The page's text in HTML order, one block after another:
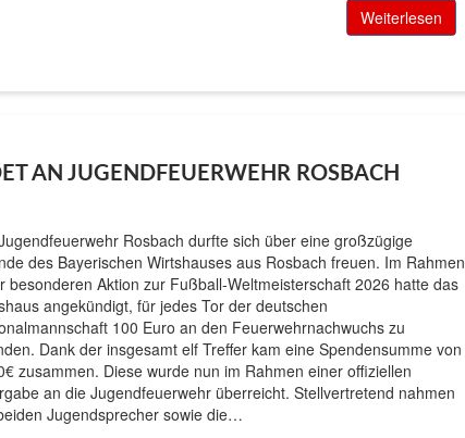
Weiterlesen
AN JUGENDFEUERWEHR ROSBACH
Rosbach durfte sich über eine großzügige
des Bayerischen Wirtshauses aus Rosbach freuen. Im Rahmen
besonderen Aktion zur Fußball-Weltmeisterschaft 2026 hatte das
angekündigt, für jedes Tor der deutschen
100 Euro an den Feuerwehrnachwuchs zu
Dank der insgesamt elf Treffer kam eine Spendensumme von
zusammen. Diese wurde nun im Rahmen einer offiziellen
an die Jugendfeuerwehr überreicht. Stellvertretend nahmen
Jugendsprecher sowie die…